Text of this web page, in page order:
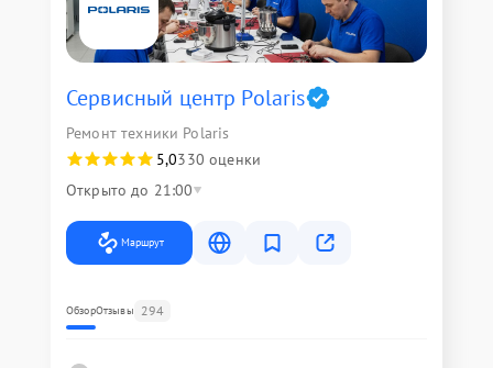
Сервисный центр Polaris
Ремонт техники Polaris
5,0330 оценки
Открыто до 21:00
Маршрут
ОбзорОтзывы 294